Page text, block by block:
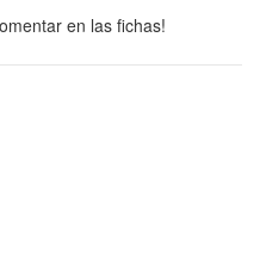
en las fichas!